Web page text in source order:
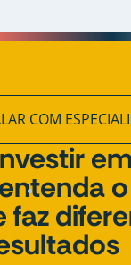
COM
faz